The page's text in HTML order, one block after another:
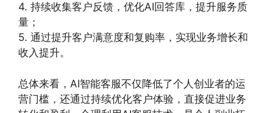
4. 持续收集客户反馈，优化AI回答库，提升服务质
量；
5. 通过提升客户满意度和复购率，实现业务增长和
收入提升。
总体来看，AI智能客服不仅降低了个人创业者的运
营门槛，还通过持续优化客户体验，直接促进业务